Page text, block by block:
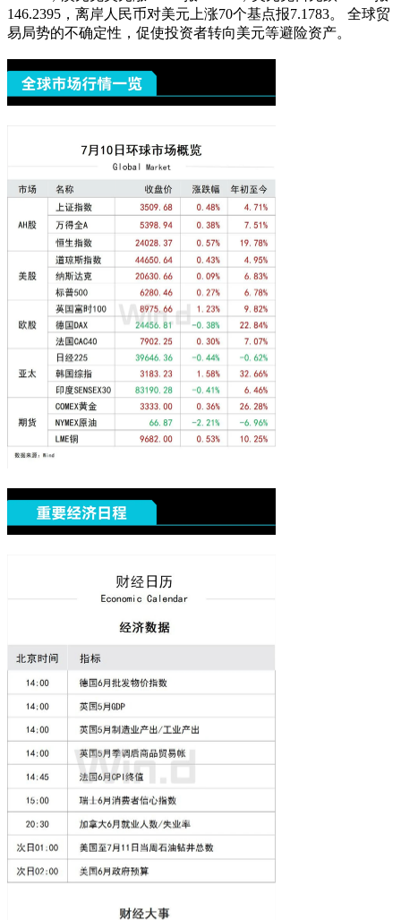
146.2395，离岸人民币对美元上涨70个基点报7.1783。 全球贸
易局势的不确定性，促使投资者转向美元等避险资产。